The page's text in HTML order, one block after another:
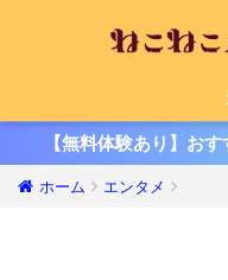
【無料体験あり】お
ホーム エンタメ